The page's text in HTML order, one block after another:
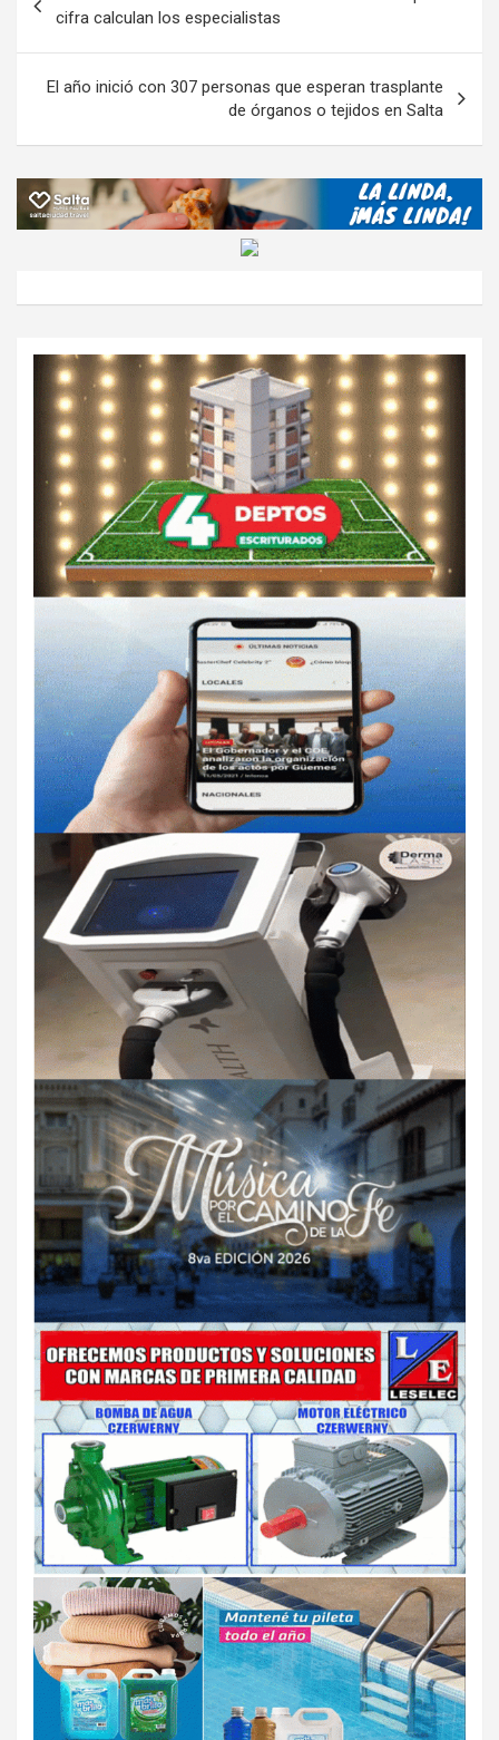
k
p
ail
tir
de
entradas
cifra calculan los especialistas
El año inició con 307 personas que esperan trasplante
de órganos o tejidos en Salta